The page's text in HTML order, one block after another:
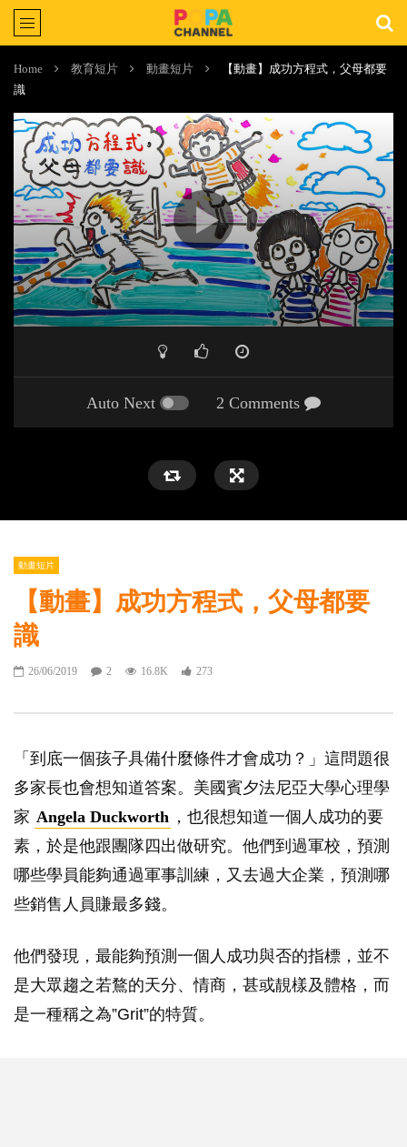
Home 教育短片 動畫短片
【動畫】成功方程式，父母都要
識
Auto Next 2 Comments
動畫短片
【動畫】成功方程式，父母都要
識
26/06/2019 2 16.8K 273
「到底一個孩子具備什麼條件才會成功？」這問題很
多家長也會想知道答案。美國賓夕法尼亞大學心理學
家 Angela Duckworth ，也很想知道一個人成功的要
素，於是他跟團隊四出做研究。他們到過軍校，預測
哪些學員能夠通過軍事訓練，又去過大企業，預測哪
些銷售人員賺最多錢。
他們發現，最能夠預測一個人成功與否的指標，並不
是大眾趨之若鶩的天分、情商，甚或靚樣及體格，而
是一種稱之為”Grit”的特質。